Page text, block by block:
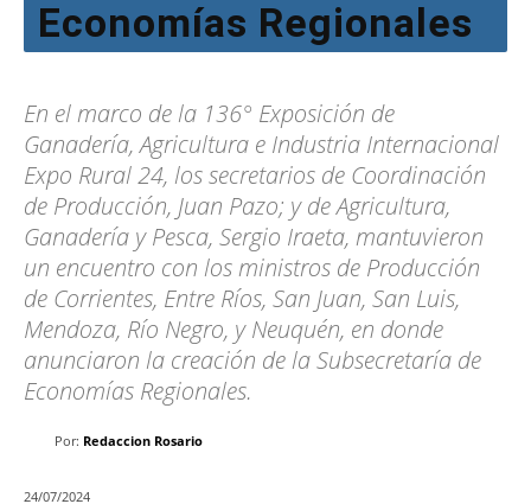
Economías Regionales
En el marco de la 136° Exposición de
Ganadería, Agricultura e Industria Internacional
Expo Rural 24, los secretarios de Coordinación
de Producción, Juan Pazo; y de Agricultura,
Ganadería y Pesca, Sergio Iraeta, mantuvieron
un encuentro con los ministros de Producción
de Corrientes, Entre Ríos, San Juan, San Luis,
Mendoza, Río Negro, y Neuquén, en donde
anunciaron la creación de la Subsecretaría de
Economías Regionales.
Por: Redaccion Rosario
24/07/2024